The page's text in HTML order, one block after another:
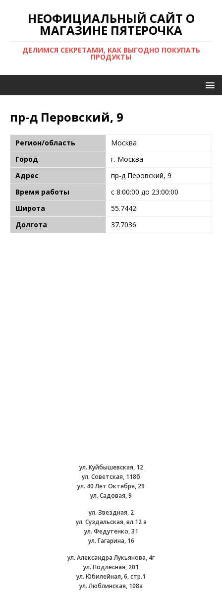
НЕОФИЦИАЛЬНЫЙ САЙТ О
МАГАЗИНЕ ПЯТЕРОЧКА
ДЕЛИМСЯ СЕКРЕТАМИ, КАК ВЫГОДНО ПОКУПАТЬ
ПРОДУКТЫ
пр-д Перовский, 9
Регион/область
Москва
Город
г. Москва
Адрес
пр-д Перовский, 9
Время работы
с 8:00:00 до 23:00:00
Широта
55.7442
Долгота
37.7036
ул. Куйбышевская, 12
ул. Советская, 118б
ул. 40 Лет Октября, 29
ул. Садовая, 9
ул. Звездная, 2
ул. Суздальская, вл.12 а
ул. Федутенко, 31
ул. Гагарина, 16
ул. Александра Лукьянова, 4г
ул. Подлесная, 201
ул. Юбилейная, 6, стр.1
ул. Люблинская, 108а